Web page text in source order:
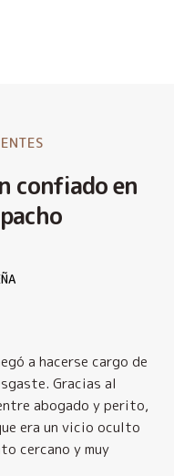
confiado en
a hacerse cargo de
Gracias al
abogado y perito,
era un vicio oculto
cercano y muy